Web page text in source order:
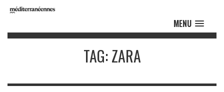
MENU
TAG: ZARA